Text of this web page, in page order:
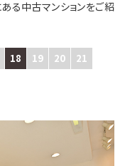
る中古マンションをご紹
18 19 20
21